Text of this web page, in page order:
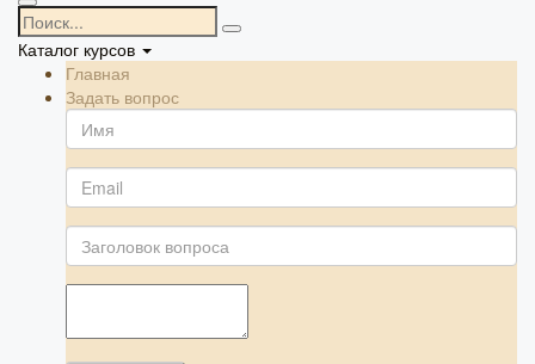
Каталог курсов
Главная
Задать вопрос